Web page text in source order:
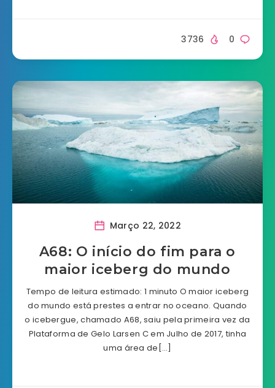
0
3736
Março 22, 2022
A68: O início do fim para o
maior iceberg do mundo
Tempo de leitura estimado: 1 minuto O maior iceberg
do mundo está prestes a entrar no oceano. Quando
o icebergue, chamado A68, saiu pela primeira vez da
Plataforma de Gelo Larsen C em Julho de 2017, tinha
uma área de[…]